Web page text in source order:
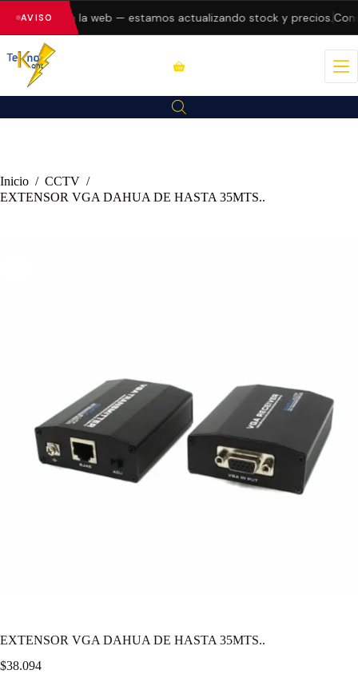
AVISO
errores en la web — estamos actualizando stock y precios.
Inicio / CCTV /
EXTENSOR VGA DAHUA DE HASTA 35MTS..
EXTENSOR VGA DAHUA DE HASTA 35MTS..
$38.094